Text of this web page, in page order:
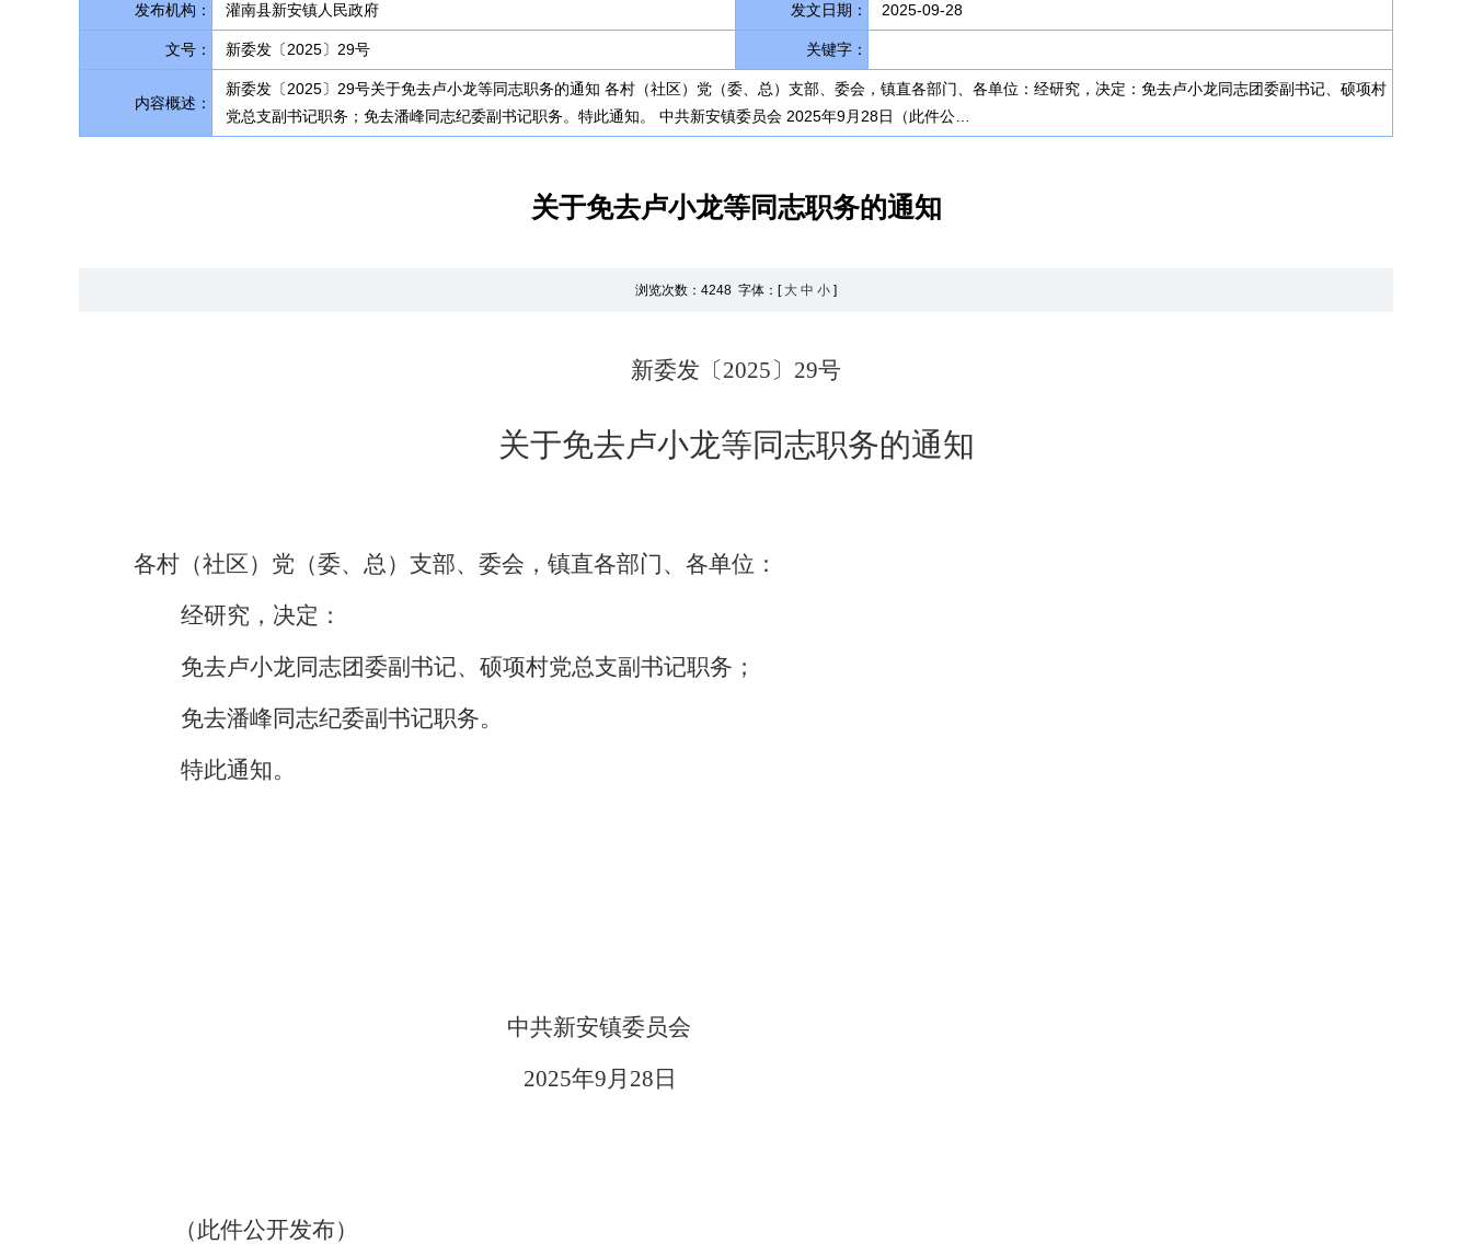
发布机构： 灌南县新安镇人民政府 发文日期： 2025-09-28
文号： 新委发〔2025〕29号 关键字：
内容概述：
新委发〔2025〕29号关于免去卢小龙等同志职务的通知 各村（社区）党（委、总）支部、委会，镇直各部门、各单位：经研究，决定：免去卢小龙同志团委副书记、硕项村
党总支副书记职务；免去潘峰同志纪委副书记职务。特此通知。 中共新安镇委员会 2025年9月28日（此件公…
关于免去卢小龙等同志职务的通知
浏览次数： 4248 字体：[ 大 中 小 ]
新委发〔2025〕 29号
关于免去卢小龙等同志职务的通知
各村（社区）党（委、总）支部、委会，镇直各部门、各单位：
经研究，决定：
免去卢小龙同志团委副书记、 硕项村党总支副 书记职务；
免去潘峰同志纪委副书记职务。
特此通知。
中共新安镇委员会
2025年9月 28 日
（此件公开发布）